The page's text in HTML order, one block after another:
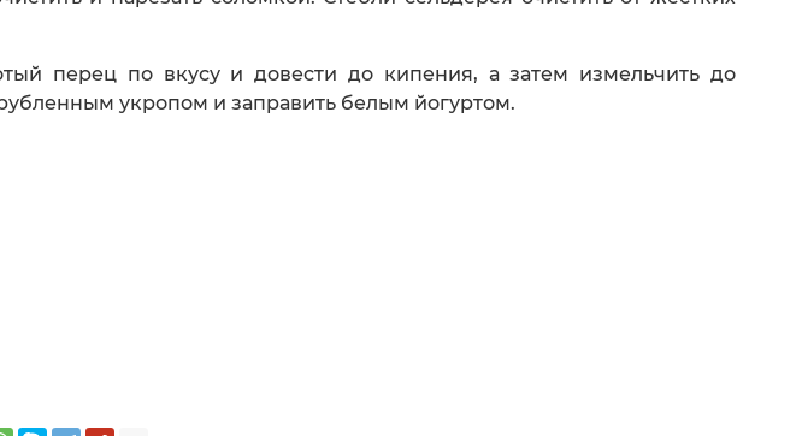
перец по вкусу и довести до кипения, а затем измельчить до
укропом и заправить белым йогуртом.